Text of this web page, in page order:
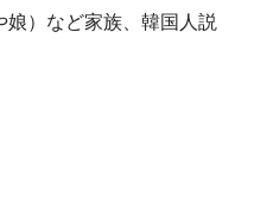
）など家族、韓国人説